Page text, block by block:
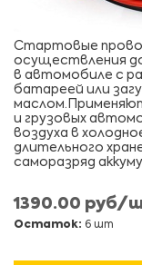
Стартовые
осуществления
в автомобиле с
батареей или
и грузовых
воздуха в
длительного
саморазряд
1390.00 руб/
Остаток: 6 шт